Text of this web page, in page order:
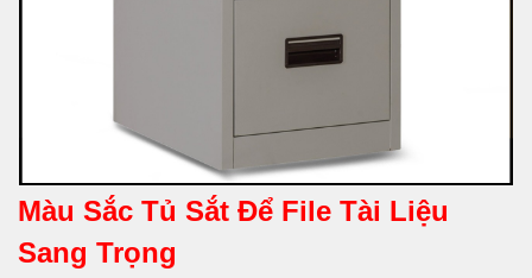
Màu Sắc Tủ Sắt Để File Tài Liệu
Sang Trọng